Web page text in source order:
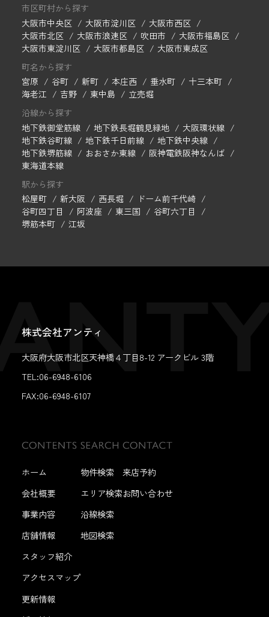
市区町村から探す
大阪市中央区
大阪市淀川区
大阪市西区
大阪市北区
大阪市浪速区 吹田市
大阪市福島区
大阪市東淀川区
大阪市都島区
大阪市東成区
町名から探す
宮原
谷町 新町 本庄西 垂水町
十三本町
海老江
吉野 東中島
立売堀
沿線から探す
地下鉄御堂筋線
地下鉄長堀鶴見緑地
大阪環状線
地下鉄谷町線
地下鉄千日前線
地下鉄中央線
地下鉄堺筋線
おおさか東線
阪神電鉄阪神なんば
東海道本線
駅から探す
松屋町
新大阪 西長堀
ドーム前千代崎
谷町四丁目
阿波座 東三国
谷町六丁目
堺筋本町
江坂
株式会社アンティ
大阪府大阪市北区天神橋４丁目8-12 アークビル 3階
TEL:06-6948-6106
FAX:06-6948-6107
ホーム
会社概要
事業内容
店舗情報
スタッフ紹介
アクセスマップ
更新情報
物件検索
エリア検索
沿線検索
地図検索
来店予約
お問い合わせ